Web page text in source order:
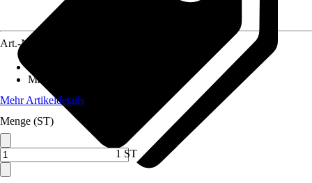
Art.-Nr.
Material
Mehr Artikeldetails
Menge (ST)
1 ST